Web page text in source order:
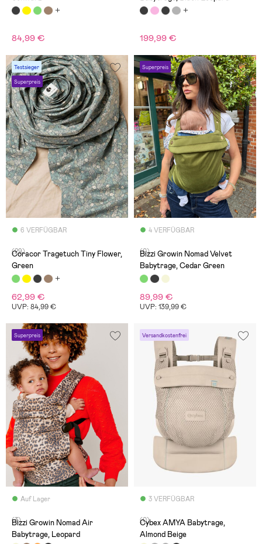
84,99 € 199,99 €
Testsieger
Superpreis
6 VERFÜGBAR
(29)
Coracor Tragetuch Tiny Flower,
Green
62,99 €
UVP: 84,99 €
Superpreis
4 VERFÜGBAR
(0)
Bizzi Growin Nomad Velvet
Babytrage, Cedar Green
89,99 €
UVP: 139,99 €
Superpreis
Auf Lager
(3)
Bizzi Growin Nomad Air
Babytrage, Leopard
Versandkostenfrei
3 VERFÜGBAR
(0)
Cybex AMYA Babytrage,
Almond Beige